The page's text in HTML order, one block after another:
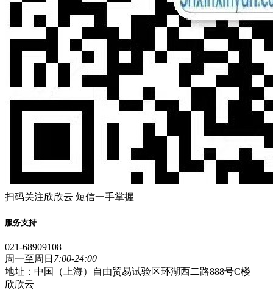
扫码关注欣欣云 短信一手掌握
服务支持
021-68909108
周一至周日 7:00-24:00
地址：中国（上海）自由贸易试验区环湖西二路888号C楼
欣欣云